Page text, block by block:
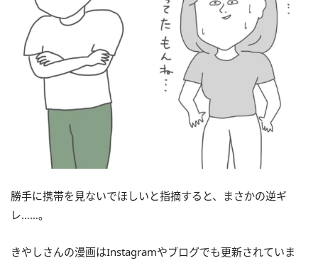
勝手に携帯を見ないでほしいと指摘すると、まさかの逆ギ
レ……。
きやしさんの漫画はInstagramやブログでも更新されていま